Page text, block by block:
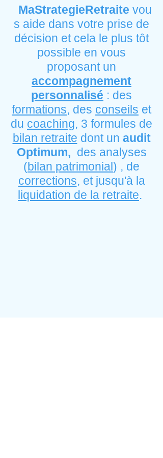
MaStrategieRetraite vou
s aide dans votre prise de
décision et cela le plus tôt
possible en vous
proposant un
accompagnement
personnalisé : des
formations, des conseils et
du coaching, 3 formules de
bilan retraite dont un audit
Optimum, des analyses
(bilan patrimonial) , de
corrections, et jusqu'à la
liquidation de la retraite.